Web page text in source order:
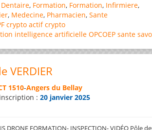
Dentaire, Formation, Formation, Infirmiere,
, Medecine, Pharmacien, Sante
crypto actif crypto
intelligence artificielle OPCOEP sante
VERDIER
1510-Angers du Bellay
:20 janvier 2025